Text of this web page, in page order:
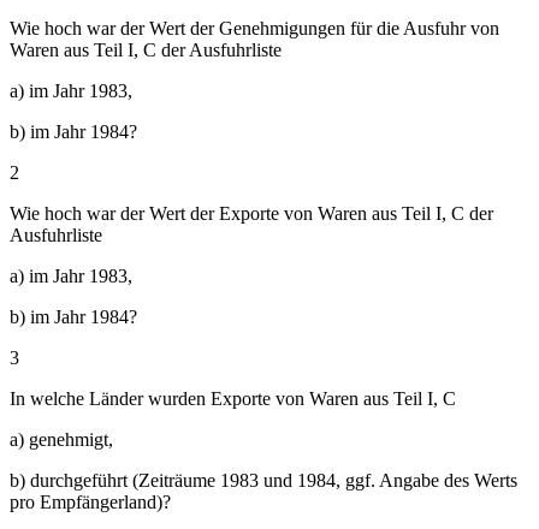
Wie hoch war der Wert der Genehmigungen für die Ausfuhr von
Waren aus Teil I, C der Ausfuhrliste
a) im Jahr 1983,
b) im Jahr 1984?
2
Wie hoch war der Wert der Exporte von Waren aus Teil I, C der
Ausfuhrliste
a) im Jahr 1983,
b) im Jahr 1984?
3
In welche Länder wurden Exporte von Waren aus Teil I, C
a) genehmigt,
b) durchgeführt (Zeiträume 1983 und 1984, ggf. Angabe des Werts
pro Empfängerland)?